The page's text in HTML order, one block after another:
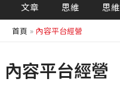
文章 思維 思維
首頁 內容平台經營
內容平台經營